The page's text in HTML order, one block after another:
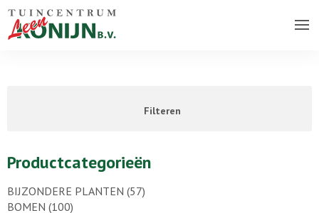
Filteren
Productcategorieën
BIJZONDERE PLANTEN (57)
BOMEN (100)